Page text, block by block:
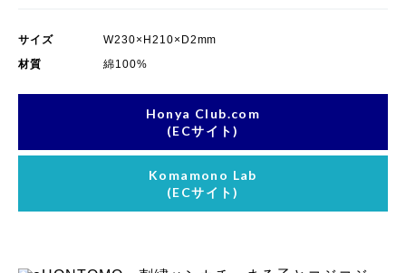
サイズ
W230×H210×D2mm
材質
綿100%
Honya Club.com
(ECサイト)
Komamono Lab
(ECサイト)